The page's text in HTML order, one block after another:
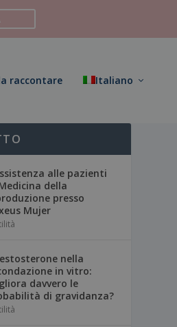
raccontare Italiano
alle pazienti
della
presso
Mujer
nella
in vitro:
davvero le
di gravidanza?